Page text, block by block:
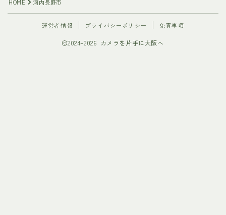
HOME 河内長野市
運営者情報 プライバシーポリシー 免責事項
2024–2026 カメラを片手に大阪へ